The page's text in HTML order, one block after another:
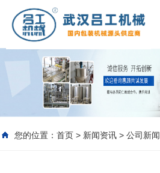
您的位置： 首页 > 新闻资讯 > 公司新闻